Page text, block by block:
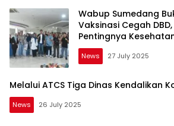
Wabup Sumedang
Vaksinasi Cegah
Pentingnya
News 27 July 2025
Melalui ATCS Tiga Dinas Kendalikan
News 26 July 2025